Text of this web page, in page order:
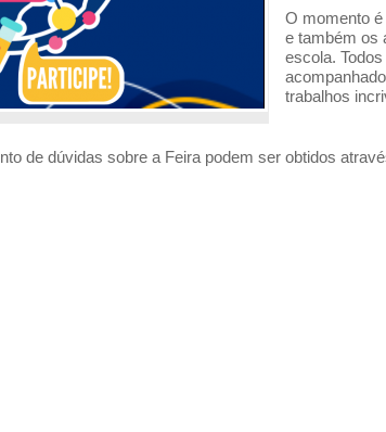
O momento
e também os
escola.
trabalhos
de dúvidas sobre a Feira podem ser obtidos